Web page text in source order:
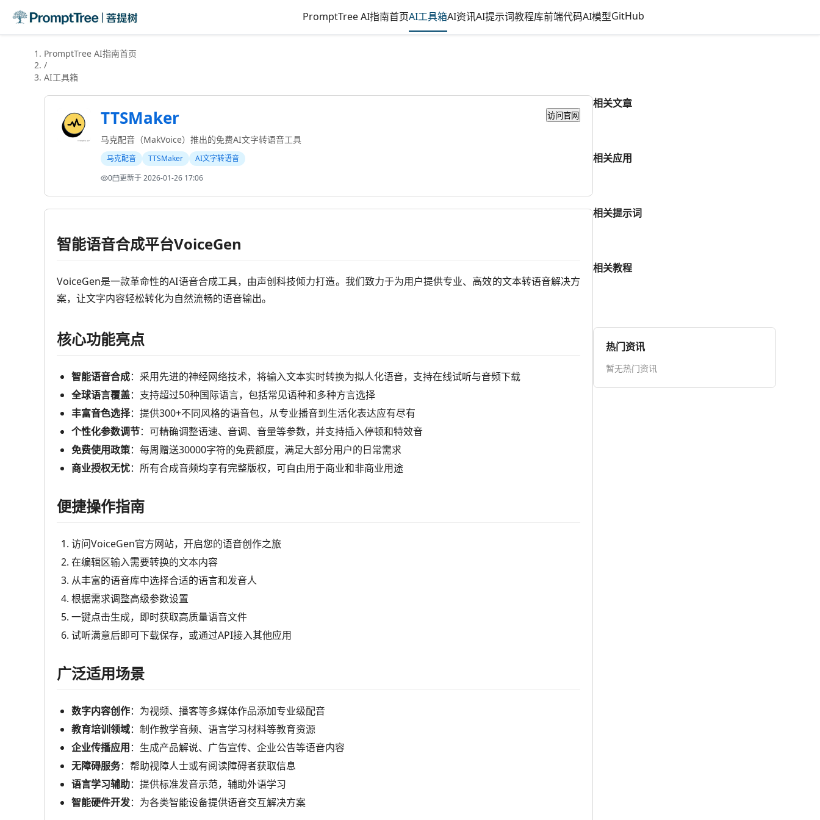
PromptTree AI指南首页AI工具箱AI资讯AI提示词教程库前端代码AI模型GitHub
PromptTree AI指南首页
/
AI工具箱
TTSMaker
马克配音（MakVoice）推出的免费AI文字转语音工具
马克配音 TTSMaker
AI文字转语音
0
更新于2026-01-26 17:06
访问官网
智能语音合成平台VoiceGen
VoiceGen是一款革命性的AI语音合成工具，由声创科技倾力打造。我们致力于为用户提供专业、高效的文本转语音解决方
案，让文字内容轻松转化为自然流畅的语音输出。
核心功能亮点
智能语音合成：采用先进的神经网络技术，将输入文本实时转换为拟人化语音，支持在线试听与音频下载
全球语言覆盖：支持超过50种国际语言，包括常见语种和多种方言选择
丰富音色选择：提供300+不同风格的语音包，从专业播音到生活化表达应有尽有
个性化参数调节：可精确调整语速、音调、音量等参数，并支持插入停顿和特效音
免费使用政策：每周赠送30000字符的免费额度，满足大部分用户的日常需求
商业授权无忧：所有合成音频均享有完整版权，可自由用于商业和非商业用途
便捷操作指南
访问VoiceGen官方网站，开启您的语音创作之旅
在编辑区输入需要转换的文本内容
从丰富的语音库中选择合适的语言和发音人
根据需求调整高级参数设置
一键点击生成，即时获取高质量语音文件
试听满意后即可下载保存，或通过API接入其他应用
广泛适用场景
数字内容创作：为视频、播客等多媒体作品添加专业级配音
教育培训领域：制作教学音频、语言学习材料等教育资源
企业传播应用：生成产品解说、广告宣传、企业公告等语音内容
无障碍服务：帮助视障人士或有阅读障碍者获取信息
语言学习辅助：提供标准发音示范，辅助外语学习
智能硬件开发：为各类智能设备提供语音交互解决方案
相关文章
相关应用
相关提示词
相关教程
热门资讯
暂无热门资讯